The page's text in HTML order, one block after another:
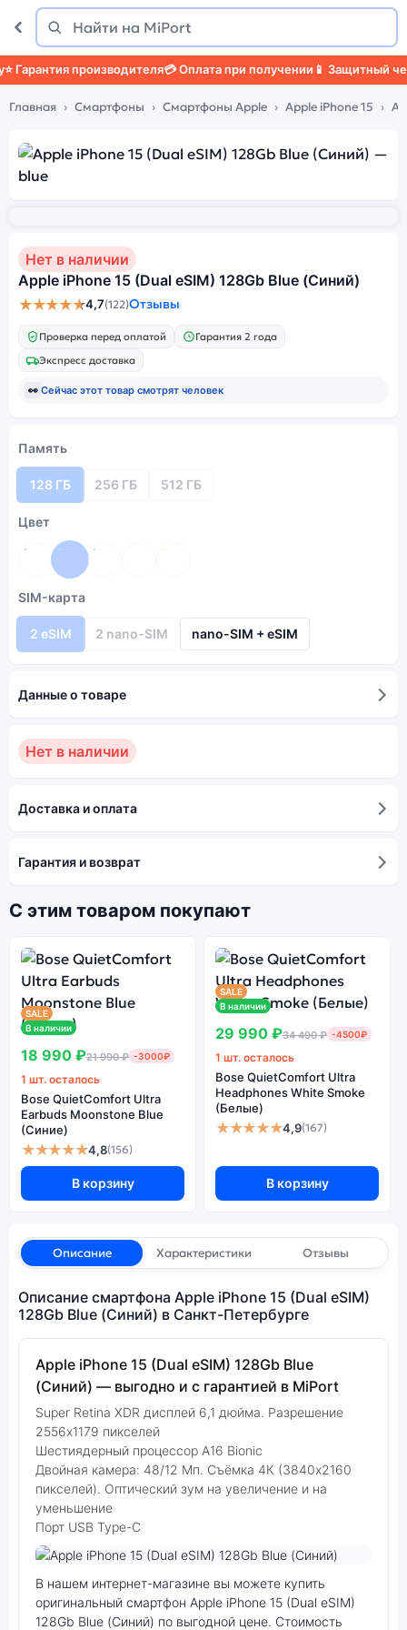
Поиск
Найти
производителя💳 Оплата при получении📱 Защитный чехол
Главная Смартфоны Смартфоны Apple Apple iPhone 15
Нет в наличии
Apple iPhone 15 (Dual eSIM) 128Gb Blue (Синий)
★★★★★4,7(122)Отзывы
Проверка перед оплатой
Гарантия 2 года
Экспресс доставка
👀 Сейчас этот товар смотрят человек
Память
128 ГБ 256 ГБ 512 ГБ
Цвет
SIM-карта
2 eSIM 2 nano-SIM nano-SIM + eSIM
Данные о товаре
Нет в наличии
Доставка и оплата
Гарантия и возврат
С этим товаром покупают
SALE
В наличии
18 990 ₽21 990 ₽ -3000₽
1 шт. осталось
Bose QuietComfort Ultra
Earbuds Moonstone Blue
(Синие)
★★★★★4,8(156)
В корзину
SALE
В наличии
29 990 ₽34 490 ₽ -4500₽
1 шт. осталось
Bose QuietComfort Ultra
Headphones White Smoke
(Белые)
★★★★★4,9(167)
В корзину
Описание Характеристики Отзывы
Описание смартфона Apple iPhone 15 (Dual eSIM)
128Gb Blue (Синий) в Санкт-Петербурге
Apple iPhone 15 (Dual eSIM) 128Gb Blue
(Синий) — выгодно и с гарантией в MiPort
Super Retina XDR дисплей 6,1 дюйма. Разрешение
2556x1179 пикселей
Шестиядерный процессор A16 Bionic
Двойная камера: 48/12 Мп. Съёмка 4К (3840x2160
пикселей). Оптический зум на увеличение и на
уменьшение
Порт USB Type-C
В нашем интернет-магазине вы можете купить
оригинальный смартфон Apple iPhone 15 (Dual eSIM)
128Gb Blue (Синий) по выгодной цене. Стоимость